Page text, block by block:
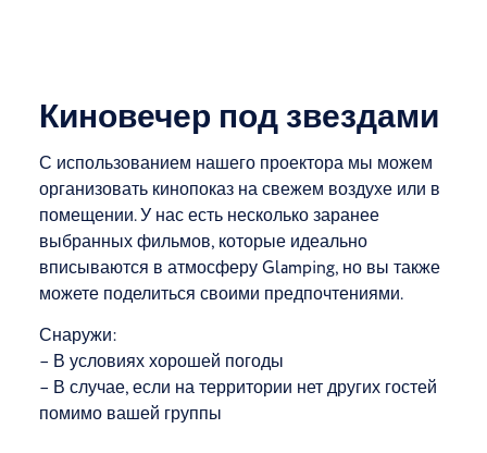
Киновечер под звездами
С использованием нашего проектора мы можем
организовать кинопоказ на свежем воздухе или в
помещении. У нас есть несколько заранее
выбранных фильмов, которые идеально
вписываются в атмосферу Glamping, но вы также
можете поделиться своими предпочтениями.
Снаружи:
– В условиях хорошей погоды
– В случае, если на территории нет других гостей
помимо вашей группы